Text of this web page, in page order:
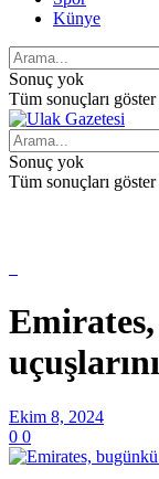
Künye
Sonuç yok
Tüm sonuçları göster
Sonuç yok
Tüm sonuçları göster
Ekim 8, 2024
0 0